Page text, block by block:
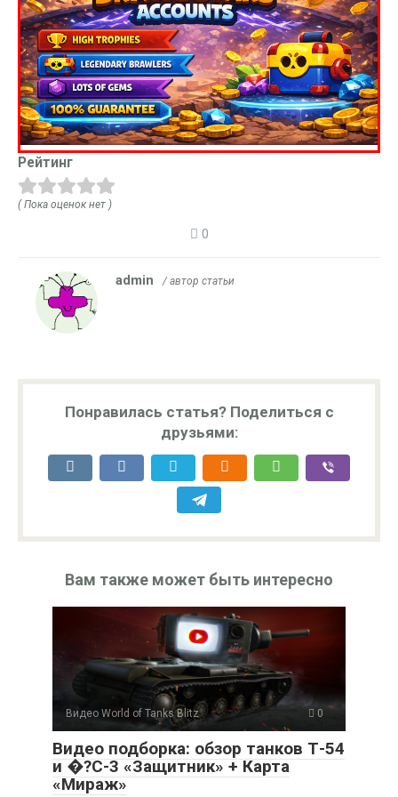
Рейтинг
( Пока оценок нет )
0
admin / автор статьи
Понравилась статья? Поделиться с
друзьями:
Вам также может быть интересно
Видео World of Tanks Blitz 0
Видео подборка: обзор танков Т-54
и �?С-3 «Защитник» + Карта
«Мираж»